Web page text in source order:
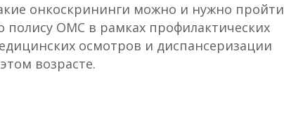
онкоскрининги можно и нужно пройти
полису ОМС в рамках профилактических
осмотров и диспансеризации
возрасте.